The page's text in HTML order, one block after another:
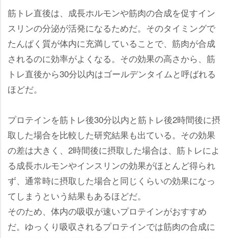
筋トレ直後は、成長ホルモンや筋肉の合成を促すイン
スリンの分泌が活発になるためだ。そのタイミングで
たんぱく質が体内に充満していることで、筋肉が合成
されるのに効率がよくなる。その効果の高さから、筋
トレ直後から30分以内はゴールデンタイムと呼ばれる
ほどだ。
プロテインを筋トレ後30分以内と筋トレ後2時間後に摂
取した場合を比較した研究結果も出ている。その効果
の差は大きく、2時間後に摂取した場合は、筋トレによ
る成長ホルモンやインスリンの効果がほとんど得られ
ず、通常時に摂取した場合と同じくらいの効果になっ
てしまうという結果もあるほどだ。
そのため、体内の吸収が速いプロテインがおすすめ
だ。ゆっくり吸収されるプロテインでは筋肉の合成に